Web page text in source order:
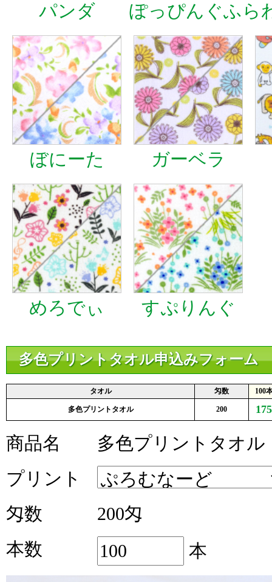
パンダ ぽっぴんぐふら
ぼにーた ガーベラ
めろでぃ すぷりんぐ
多色プリントタオル申込みフォーム
タオル 匁数 100
多色プリントタオル 200 175
商品名
多色プリントタオル
プリント
匁数
200匁
本数
本